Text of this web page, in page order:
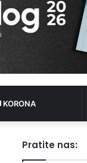
KORONA
Pratite nas: